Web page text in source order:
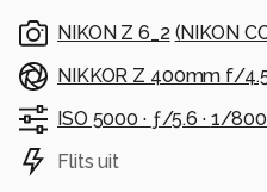
NIKON Z 6_2 (NIKON
NIKKOR Z 400mm f/
ISO 5000 · ƒ/5.6 · 1/
Flits uit